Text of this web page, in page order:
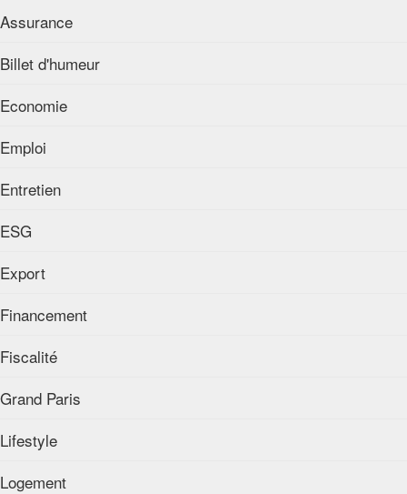
Assurance
Billet d'humeur
Economie
Emploi
Entretien
ESG
Export
Financement
Fiscalité
Grand Paris
Lifestyle
Logement